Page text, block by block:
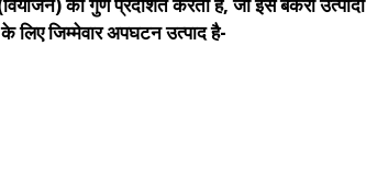
लिए जिम्मेवार अपघटन उत्पाद है-